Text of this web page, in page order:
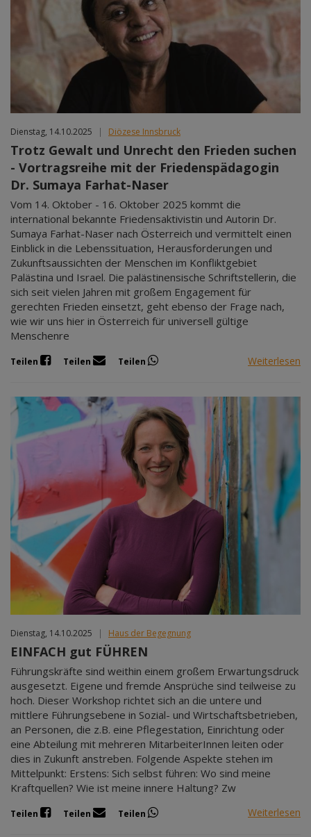
Dienstag, 14.10.2025 | Diözese Innsbruck
Trotz Gewalt und Unrecht den Frieden suchen
- Vortragsreihe mit der Friedenspädagogin
Dr. Sumaya Farhat-Naser
Vom 14. Oktober - 16. Oktober 2025 kommt die
international bekannte Friedensaktivistin und Autorin Dr.
Sumaya Farhat-Naser nach Österreich und vermittelt einen
Einblick in die Lebenssituation, Herausforderungen und
Zukunftsaussichten der Menschen im Konfliktgebiet
Palästina und Israel. Die palästinensische Schriftstellerin, die
sich seit vielen Jahren mit großem Engagement für
gerechten Frieden einsetzt, geht ebenso der Frage nach,
wie wir uns hier in Österreich für universell gültige
Menschenre
Teilen Teilen Teilen Weiterlesen
Dienstag, 14.10.2025 | Haus der Begegnung
EINFACH gut FÜHREN
Führungskräfte sind weithin einem großem Erwartungsdruck
ausgesetzt. Eigene und fremde Ansprüche sind teilweise zu
hoch. Dieser Workshop richtet sich an die untere und
mittlere Führungsebene in Sozial- und Wirtschaftsbetrieben,
an Personen, die z.B. eine Pflegestation, Einrichtung oder
eine Abteilung mit mehreren MitarbeiterInnen leiten oder
dies in Zukunft anstreben. Folgende Aspekte stehen im
Mittelpunkt: Erstens: Sich selbst führen: Wo sind meine
Kraftquellen? Wie ist meine innere Haltung? Zw
Teilen Teilen Teilen Weiterlesen